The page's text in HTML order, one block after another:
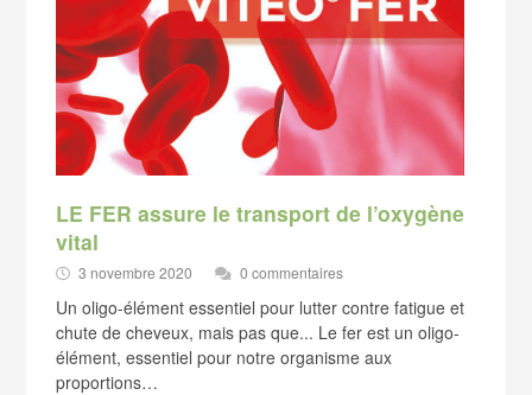
LE FER assure le transport de l’oxygène
vital
3 novembre 2020 0 commentaires
Un oligo-élément essentiel pour lutter contre fatigue et
chute de cheveux, mais pas que... Le fer est un oligo-
élément, essentiel pour notre organisme aux
proportions…